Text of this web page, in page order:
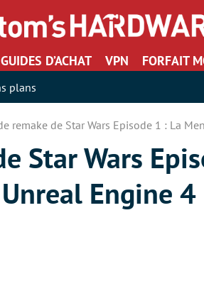
GUIDES D’ACHAT VPN FORFAIT
plans
remake de Star Wars Episode 1 : La
Star Wars
Engine 4